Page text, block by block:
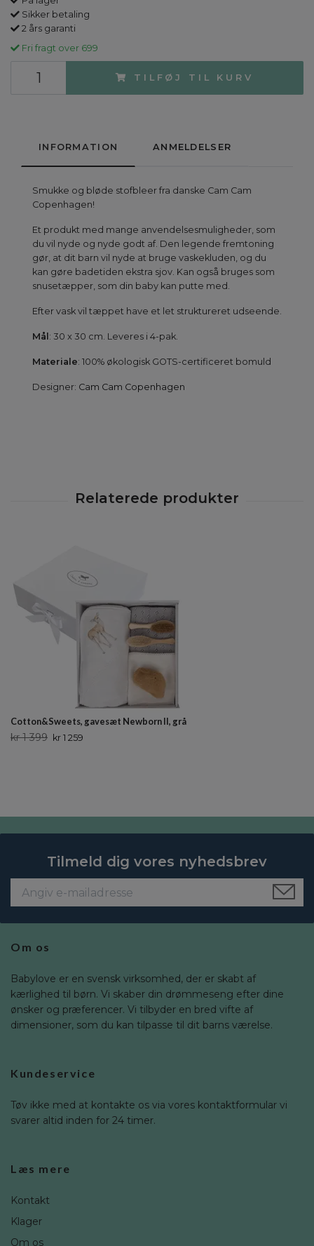
Sikker betaling
2 års garanti
Fri fragt over 699
TILFØJ TIL KURV
INFORMATION ANMELDELSER
Smukke og bløde stofbleer fra danske Cam Cam
Copenhagen!
Et produkt med mange anvendelsesmuligheder, som
du vil nyde og nyde godt af. Den legende fremtoning
gør, at dit barn vil nyde at bruge vaskekluden, og du
kan gøre badetiden ekstra sjov. Kan også bruges som
snusetæpper, som din baby kan putte med.
Efter vask vil tæppet have et let struktureret udseende.
Mål : 30 x 30 cm. Leveres i 4-pak.
Materiale: 100% økologisk GOTS-certificeret bomuld
Designer: Cam Cam Copenhagen
Cotton&Sweets, gavesæt Newborn II, grå
kr 1 399 kr 1 259
Tilmeld dig vores nyhedsbrev
Om os
Babylove er en svensk virksomhed, der er skabt af
kærlighed til børn. Vi skaber din drømmeseng efter dine
ønsker og præferencer. Vi tilbyder en bred vifte af
dimensioner, som du kan tilpasse til dit barns værelse.
Kundeservice
Tøv ikke med at kontakte os via vores kontaktformular vi
svarer altid inden for 24 timer.
Læs mere
Kontakt
Klager
Om os